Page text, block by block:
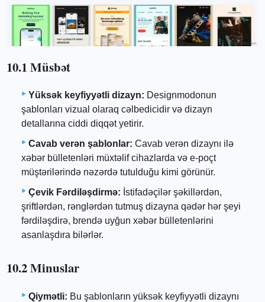
10.1 Müsbət
Yüksək keyfiyyətli dizayn: Designmodonun
şablonları vizual olaraq cəlbedicidir və dizayn
detallarına ciddi diqqət yetirir.
Cavab verən şablonlar: Cavab verən dizaynı ilə
xəbər bülletenləri müxtəlif cihazlarda və e-poçt
müştərilərində nəzərdə tutulduğu kimi görünür.
Çevik Fərdiləşdirmə: İstifadəçilər şəkillərdən,
şriftlərdən, rənglərdən tutmuş dizayna qədər hər şeyi
fərdiləşdirə, brendə uyğun xəbər bülletenlərini
asanlaşdıra bilərlər.
10.2 Minuslar
Qiymətli: Bu şablonların yüksək keyfiyyətli dizaynı